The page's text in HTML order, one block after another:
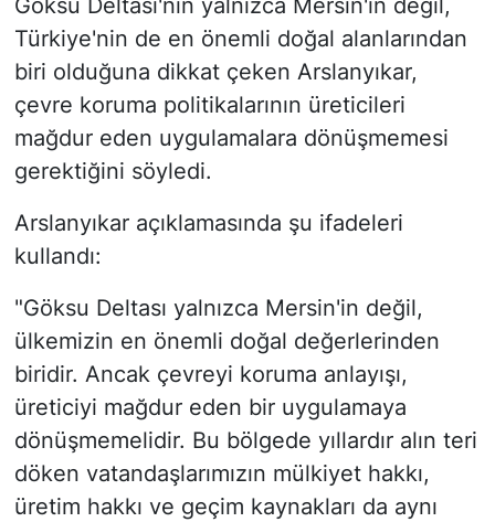
Göksu Deltası'nın yalnızca Mersin'in değil,
Türkiye'nin de en önemli doğal alanlarından
biri olduğuna dikkat çeken Arslanyıkar,
çevre koruma politikalarının üreticileri
mağdur eden uygulamalara dönüşmemesi
gerektiğini söyledi.
Arslanyıkar açıklamasında şu ifadeleri
kullandı:
"Göksu Deltası yalnızca Mersin'in değil,
ülkemizin en önemli doğal değerlerinden
biridir. Ancak çevreyi koruma anlayışı,
üreticiyi mağdur eden bir uygulamaya
dönüşmemelidir. Bu bölgede yıllardır alın teri
döken vatandaşlarımızın mülkiyet hakkı,
üretim hakkı ve geçim kaynakları da aynı